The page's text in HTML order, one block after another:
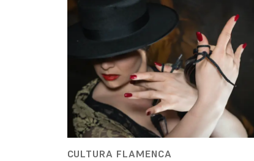
CULTURA FLAMENCA